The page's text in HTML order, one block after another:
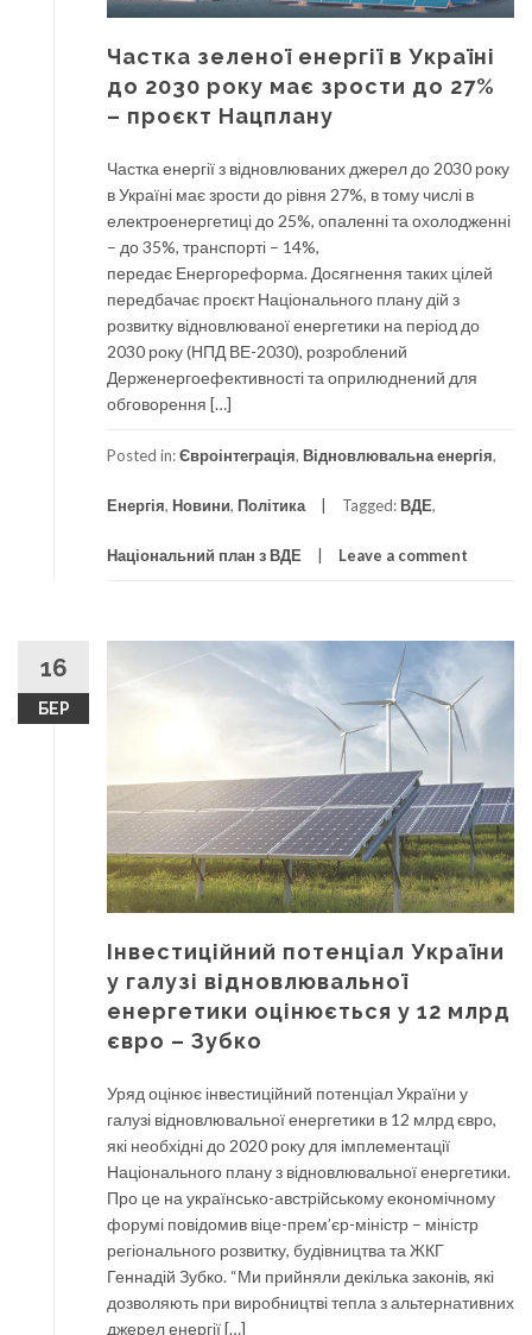
Частка зеленої енергії в Україні
до 2030 року має зрости до 27%
– проєкт Нацплану
Частка енергії з відновлюваних джерел до 2030 року
в Україні має зрости до рівня 27%, в тому числі в
електроенергетиці до 25%, опаленні та охолодженні
– до 35%, транспорті – 14%,
передає Енергореформа. Досягнення таких цілей
передбачає проєкт Національного плану дій з
розвитку відновлюваної енергетики на період до
2030 року (НПД ВЕ-2030), розроблений
Держенергоефективності та оприлюднений для
обговорення […]
Posted in:Євроінтеграція, Відновлювальна енергія,
Енергія, Новини, Політика Tagged: ВДЕ,
Національний план з ВДЕ Leave a comment
16
БЕР
Інвестиційний потенціал України
у галузі відновлювальної
енергетики оцінюється у 12 млрд
євро – Зубко
Уряд оцінює інвестиційний потенціал України у
галузі відновлювальної енергетики в 12 млрд євро,
які необхідні до 2020 року для імплементації
Національного плану з відновлювальної енергетики.
Про це на українсько-австрійському економічному
форумі повідомив віце-прем’єр-міністр – міністр
регіонального розвитку, будівництва та ЖКГ
Геннадій Зубко. “Ми прийняли декілька законів, які
дозволяють при виробництві тепла з альтернативних
джерел енергії […]